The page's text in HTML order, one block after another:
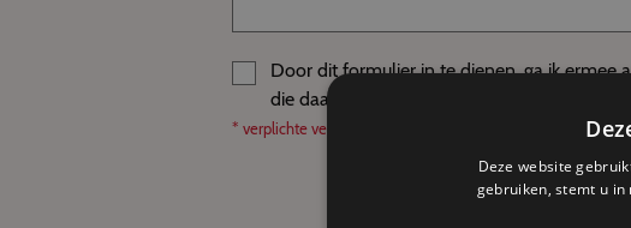
Door dit formulier in te dienen, ga ik ermee
die daaruit kan voortvloeien. Zie
* verplichte velden
Deze website
gebruiken, stemt u in